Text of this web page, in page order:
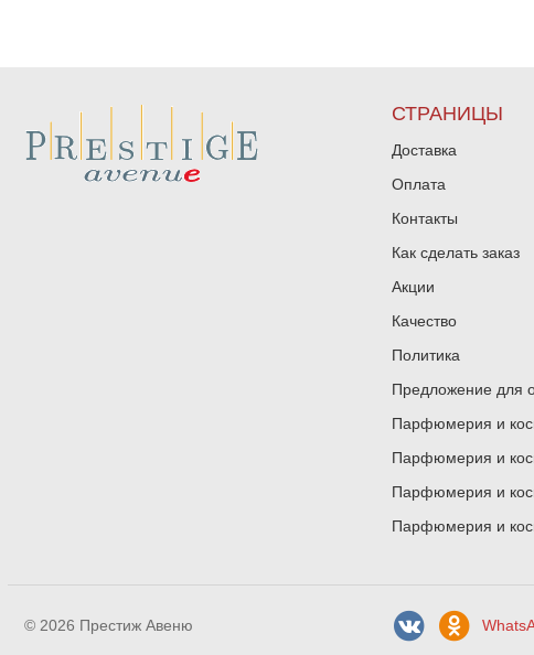
СТРАНИЦЫ
Доставка
Оплата
Контакты
Как сделать заказ
Акции
Качество
Политика
Предложение для
Парфюмерия и
Парфюмерия и
Парфюмерия и
Парфюмерия и
© 2026 Престиж Авеню